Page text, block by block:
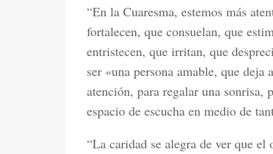
“En la Cuaresma, estemos más
fortalecen, que consuelan, que
entristecen, que irritan, que
ser «una persona amable, que deja
atención, para regalar una sonrisa,
espacio de escucha en medio de
“La caridad se alegra de ver que